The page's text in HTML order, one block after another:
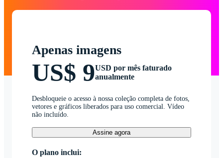
Apenas imagens
US$ 9USD por mês faturado
anualmente
Desbloqueie o acesso à nossa coleção completa de fotos,
vetores e gráficos liberados para uso comercial. Vídeo
não incluído.
Assine agora
O plano inclui: